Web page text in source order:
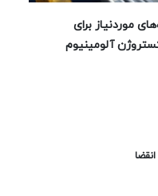
موردنیاز برای
آلومینیوم